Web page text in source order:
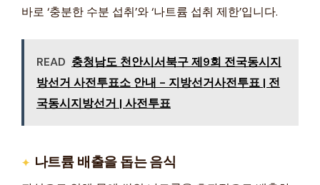
바로 ‘충분한 수분 섭취’와 ‘나트륨 섭취 제한’입니다.
READ 충청남도 천안시서북구 제9회 전국동시지
방선거 사전투표소 안내 - 지방선거사전투표 | 전
국동시지방선거 | 사전투표
나트륨 배출을 돕는 음식